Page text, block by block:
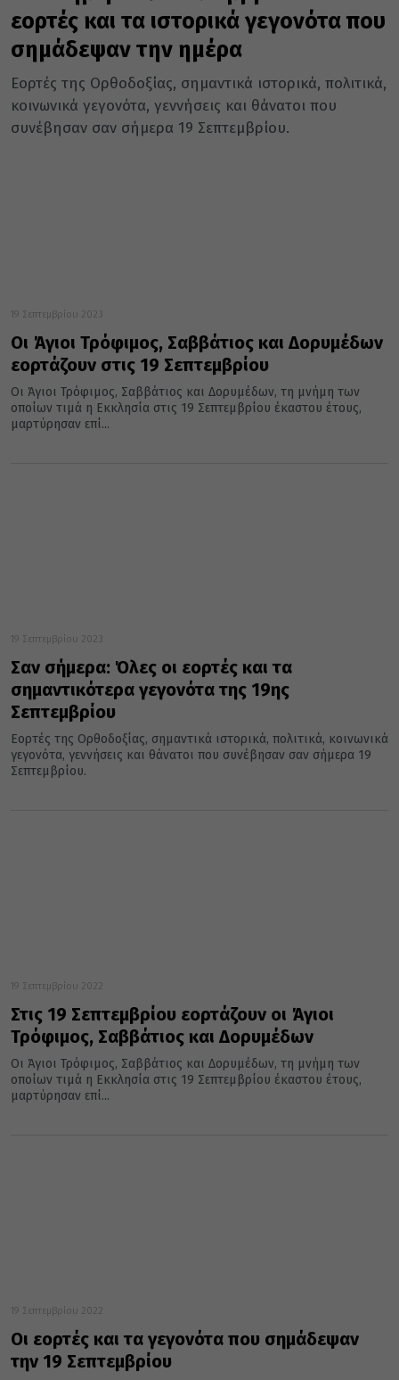
εορτές και τα ιστορικά γεγονότα που
σημάδεψαν την ημέρα
Εορτές της Ορθοδοξίας, σημαντικά ιστορικά, πολιτικά,
κοινωνικά γεγονότα, γεννήσεις και θάνατοι που
συνέβησαν σαν σήμερα 19 Σεπτεμβρίου.
19 Σεπτεμβρίου 2023
Οι Άγιοι Τρόφιμος, Σαββάτιος και Δορυμέδων
εορτάζουν στις 19 Σεπτεμβρίου
Οι Άγιοι Τρόφιμος, Σαββάτιος και Δορυμέδων, τη μνήμη των
οποίων τιμά η Εκκλησία στις 19 Σεπτεμβρίου έκαστου έτους,
μαρτύρησαν επί...
19 Σεπτεμβρίου 2023
Σαν σήμερα: Όλες οι εορτές και τα
σημαντικότερα γεγονότα της 19ης
Σεπτεμβρίου
Εορτές της Ορθοδοξίας, σημαντικά ιστορικά, πολιτικά, κοινωνικά
γεγονότα, γεννήσεις και θάνατοι που συνέβησαν σαν σήμερα 19
Σεπτεμβρίου.
19 Σεπτεμβρίου 2022
Στις 19 Σεπτεμβρίου εορτάζουν οι Άγιοι
Τρόφιμος, Σαββάτιος και Δορυμέδων
Οι Άγιοι Τρόφιμος, Σαββάτιος και Δορυμέδων, τη μνήμη των
οποίων τιμά η Εκκλησία στις 19 Σεπτεμβρίου έκαστου έτους,
μαρτύρησαν επί...
19 Σεπτεμβρίου 2022
Οι εορτές και τα γεγονότα που σημάδεψαν
την 19 Σεπτεμβρίου